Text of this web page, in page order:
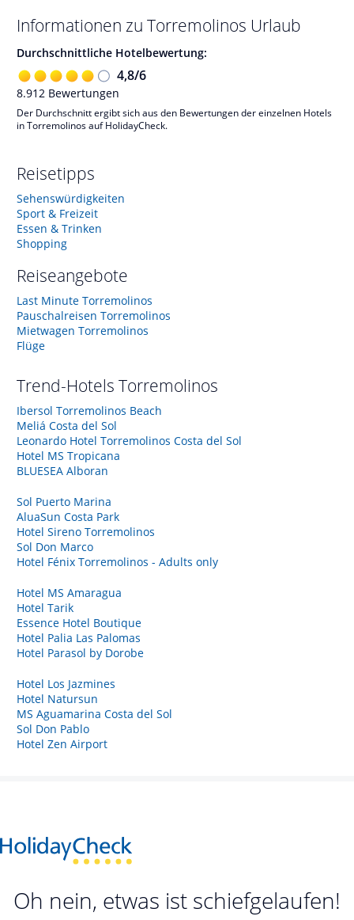
Informationen zu Torremolinos Urlaub
Durchschnittliche Hotelbewertung:
4,8/6
8.912 Bewertungen
Der Durchschnitt ergibt sich aus den Bewertungen der einzelnen Hotels
in Torremolinos auf HolidayCheck.
Reisetipps
Sehenswürdigkeiten
Sport & Freizeit
Essen & Trinken
Shopping
Reiseangebote
Last Minute Torremolinos
Pauschalreisen Torremolinos
Mietwagen Torremolinos
Flüge
Trend-Hotels Torremolinos
Ibersol Torremolinos Beach
Meliá Costa del Sol
Leonardo Hotel Torremolinos Costa del Sol
Hotel MS Tropicana
BLUESEA Alboran
Sol Puerto Marina
AluaSun Costa Park
Hotel Sireno Torremolinos
Sol Don Marco
Hotel Fénix Torremolinos - Adults only
Hotel MS Amaragua
Hotel Tarik
Essence Hotel Boutique
Hotel Palia Las Palomas
Hotel Parasol by Dorobe
Hotel Los Jazmines
Hotel Natursun
MS Aguamarina Costa del Sol
Sol Don Pablo
Hotel Zen Airport
Oh nein, etwas ist schiefgelaufen!